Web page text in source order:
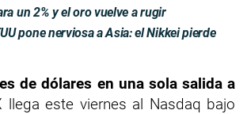
un 2% y el oro vuelve a rugir
pone nerviosa a Asia: el Nikkei pierde
de dólares en una sola salida a
llega este viernes al Nasdaq bajo